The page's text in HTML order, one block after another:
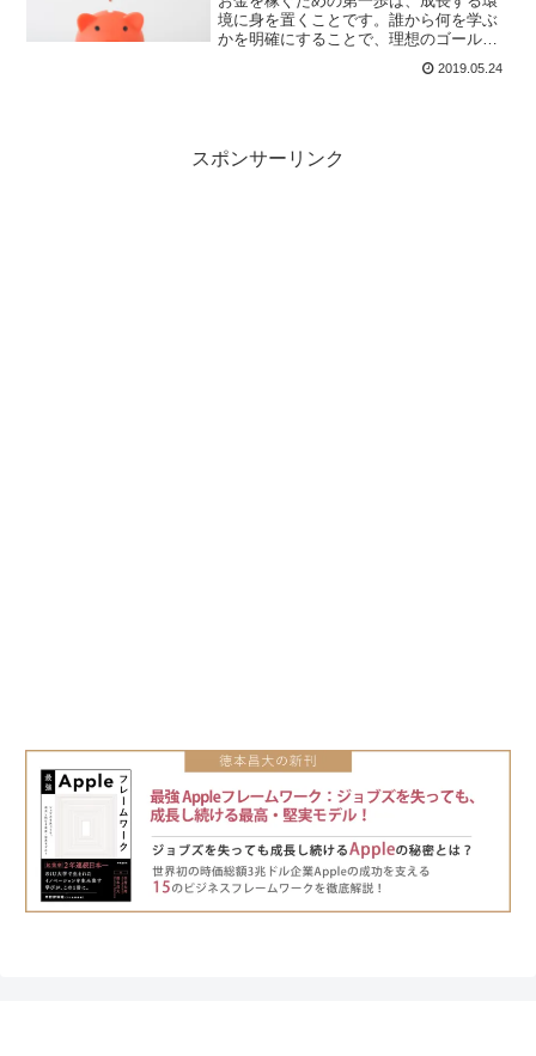
境に身を置くことです。誰から何を学ぶ
かを明確にすることで、理想のゴールに
る」「数字がすべて」「 ビジネス
づきます。
2019.05.24
スポンサーリンク